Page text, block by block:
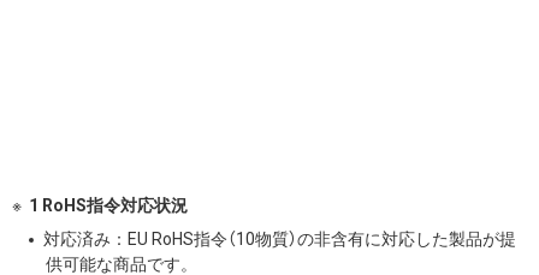
1 RoHS指令対応状況
対応済み：EU RoHS指令（10物質）の非含有に対応した製品が提
供可能な商品です。